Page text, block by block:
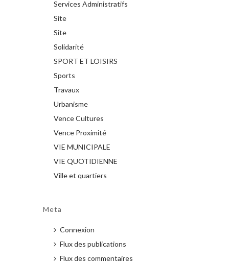
Services Administratifs
Site
Site
Solidarité
SPORT ET LOISIRS
Sports
Travaux
Urbanisme
Vence Cultures
Vence Proximité
VIE MUNICIPALE
VIE QUOTIDIENNE
Ville et quartiers
Meta
Connexion
Flux des publications
Flux des commentaires